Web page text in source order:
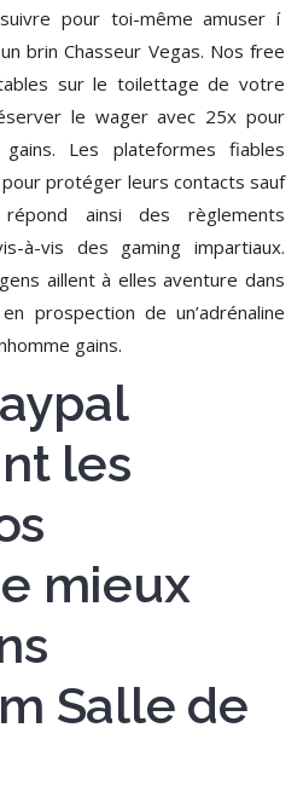
pour toi-même amuser í
brin Chasseur Vegas. Nos free
sur le toilettage de votre
le wager avec 25x pour
Les plateformes fiables
protéger leurs contacts sauf
ainsi des règlements
à-vis des gaming impartiaux.
aillent à elles aventure dans
prospection de un’adrénaline
gains.
les
mieux
Salle de